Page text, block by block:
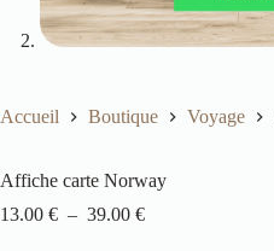
Accueil Boutique Voyage
Affiche carte Norway
13.00 € – 39.00 €